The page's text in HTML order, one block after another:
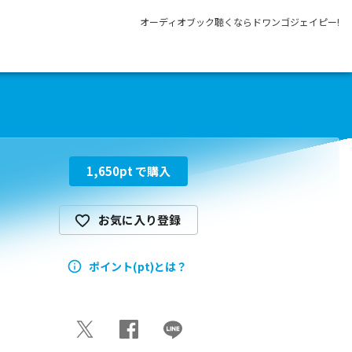
オーディオブック聴くならドワンゴジェイピー!
1,650pt で購入
お気に入り登録
ポイント(pt)とは？